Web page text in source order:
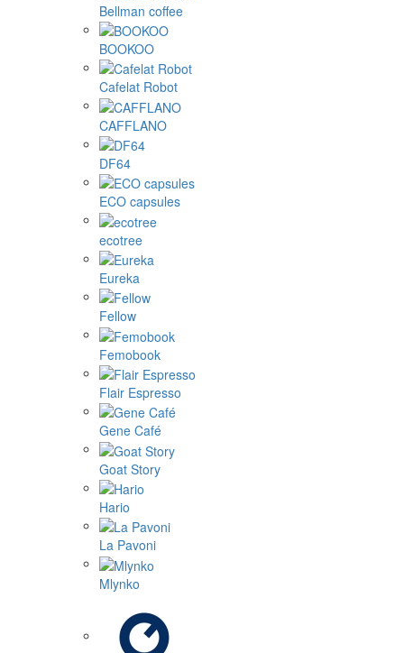
Bellman coffee
BOOKOO
Cafelat Robot
CAFFLANO
DF64
ECO capsules
ecotree
Eureka
Fellow
Femobook
Flair Espresso
Gene Café
Goat Story
Hario
La Pavoni
Mlynko